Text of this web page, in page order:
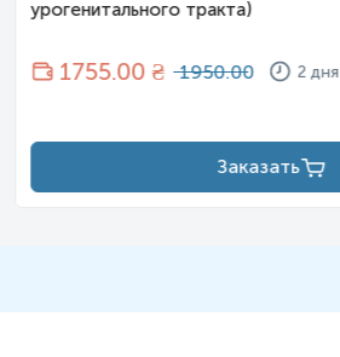
урогенитального тракта)
1755.00 ₴ 1950.00 2 дня
Заказать